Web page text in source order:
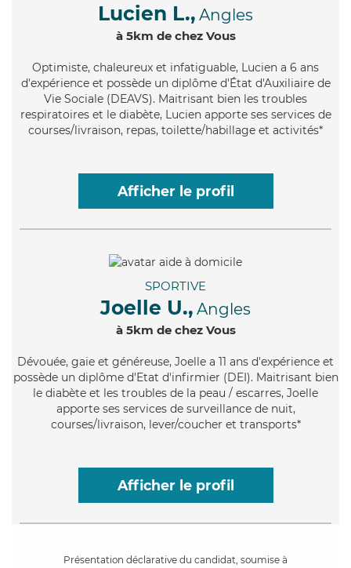
Lucien L., Angles
à 5km de chez Vous
Optimiste, chaleureux et infatiguable, Lucien a 6 ans
d'expérience et possède un diplôme d'État d'Auxiliaire de
Vie Sociale (DEAVS). Maitrisant bien les troubles
respiratoires et le diabète, Lucien apporte ses services de
courses/livraison, repas, toilette/habillage et activités*
Afficher le profil
SPORTIVE
Joelle U., Angles
à 5km de chez Vous
Dévouée, gaie et généreuse, Joelle a 11 ans d'expérience et
possède un diplôme d'Etat d'infirmier (DEI). Maitrisant bien
le diabète et les troubles de la peau / escarres, Joelle
apporte ses services de surveillance de nuit,
courses/livraison, lever/coucher et transports*
Afficher le profil
Présentation déclarative du candidat, soumise à